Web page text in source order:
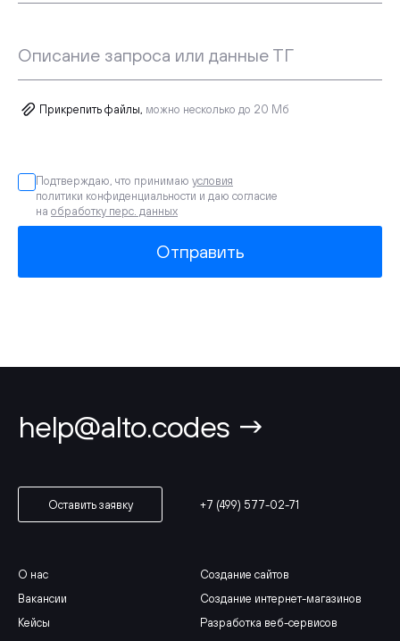
Описание запроса или данные ТГ
Прикрепить файлы, можно несколько до 20 Мб
Подтверждаю, что принимаю условия
политики конфиденциальности и даю согласие
на обработку перс. данных
Отправить
help@alto.codes →
Оставить заявку +7 (499) 577-02-71
О нас
Вакансии
Кейсы
Создание сайтов
Создание интернет-магазинов
Разработка веб-сервисов